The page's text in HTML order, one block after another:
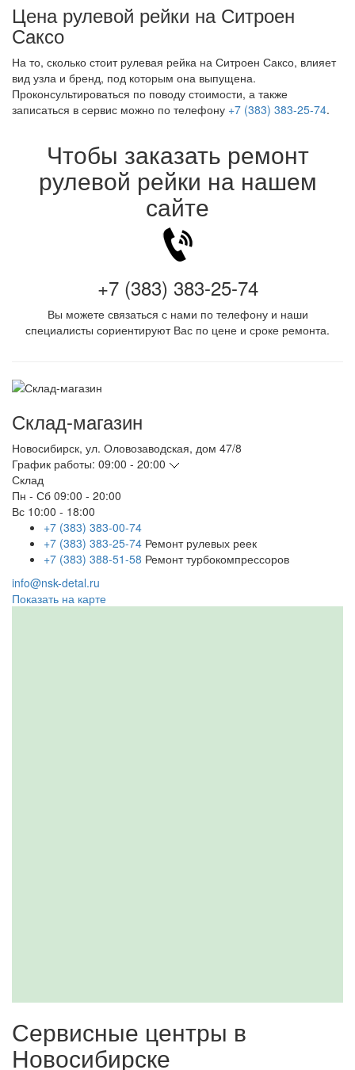
Цена рулевой рейки на Ситроен
Саксо
На то, сколько стоит рулевая рейка на Ситроен Саксо, влияет
вид узла и бренд, под которым она выпущена.
Проконсультироваться по поводу стоимости, а также
записаться в сервис можно по телефону +7 (383) 383-25-74.
Чтобы заказать ремонт
рулевой рейки на нашем
сайте
+7 (383) 383-25-74
Вы можете связаться с нами по телефону и наши
специалисты сориентируют Вас по цене и сроке ремонта.
Склад-магазин
Новосибирск, ул. Оловозаводская, дом 47/8
График работы: 09:00 - 20:00
Склад
Пн - Сб 09:00 - 20:00
Вс 10:00 - 18:00
+7 (383) 383-00-74
+7 (383) 383-25-74 Ремонт рулевых реек
+7 (383) 388-51-58 Ремонт турбокомпрессоров
info@nsk-detal.ru
Показать на карте
Сервисные центры в
Новосибирске